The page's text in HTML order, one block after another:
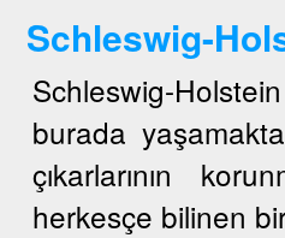
Schleswig-
Schleswig-
burada
çıkarlarının
herkesçe bilinen